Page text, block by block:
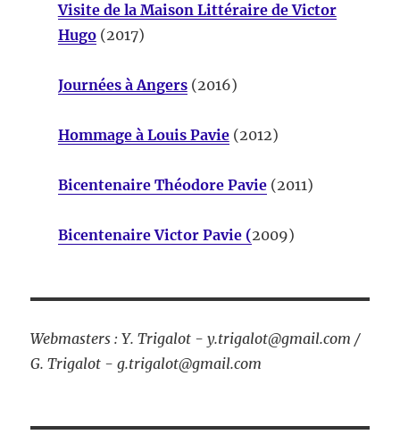
Visite de la Maison Littéraire de Victor
Hugo(2017)
Journées à Angers(2016)
Hommage à Louis Pavie(2012)
Bicentenaire Théodore Pavie(2011)
Bicentenaire Victor Pavie (2009)
Webmasters : Y. Trigalot - y.trigalot@gmail.com /
G. Trigalot - g.trigalot@gmail.com